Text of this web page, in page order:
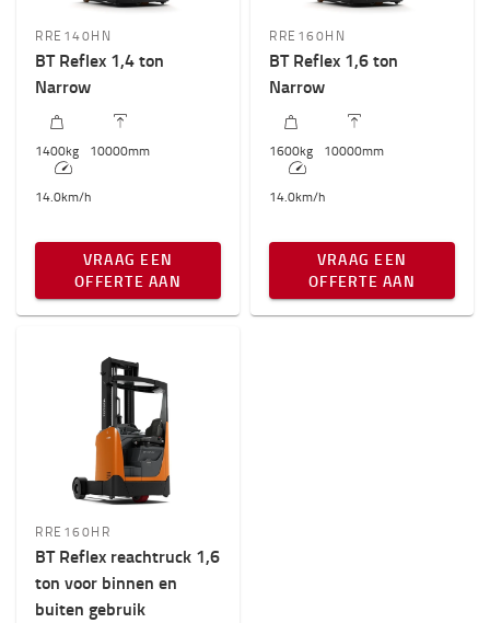
Hefhoogte (mm)
10000mm
2400mm
RRE140HN
BT Reflex 1,4 ton
Narrow
1400kg 10000mm
14.0km/h
VRAAG EEN
OFFERTE AAN
RRE160HN
BT Reflex 1,6 ton
Narrow
1600kg 10000mm
14.0km/h
VRAAG EEN
OFFERTE AAN
RRE160HR
BT Reflex reachtruck 1,6
ton voor binnen en
buiten gebruik